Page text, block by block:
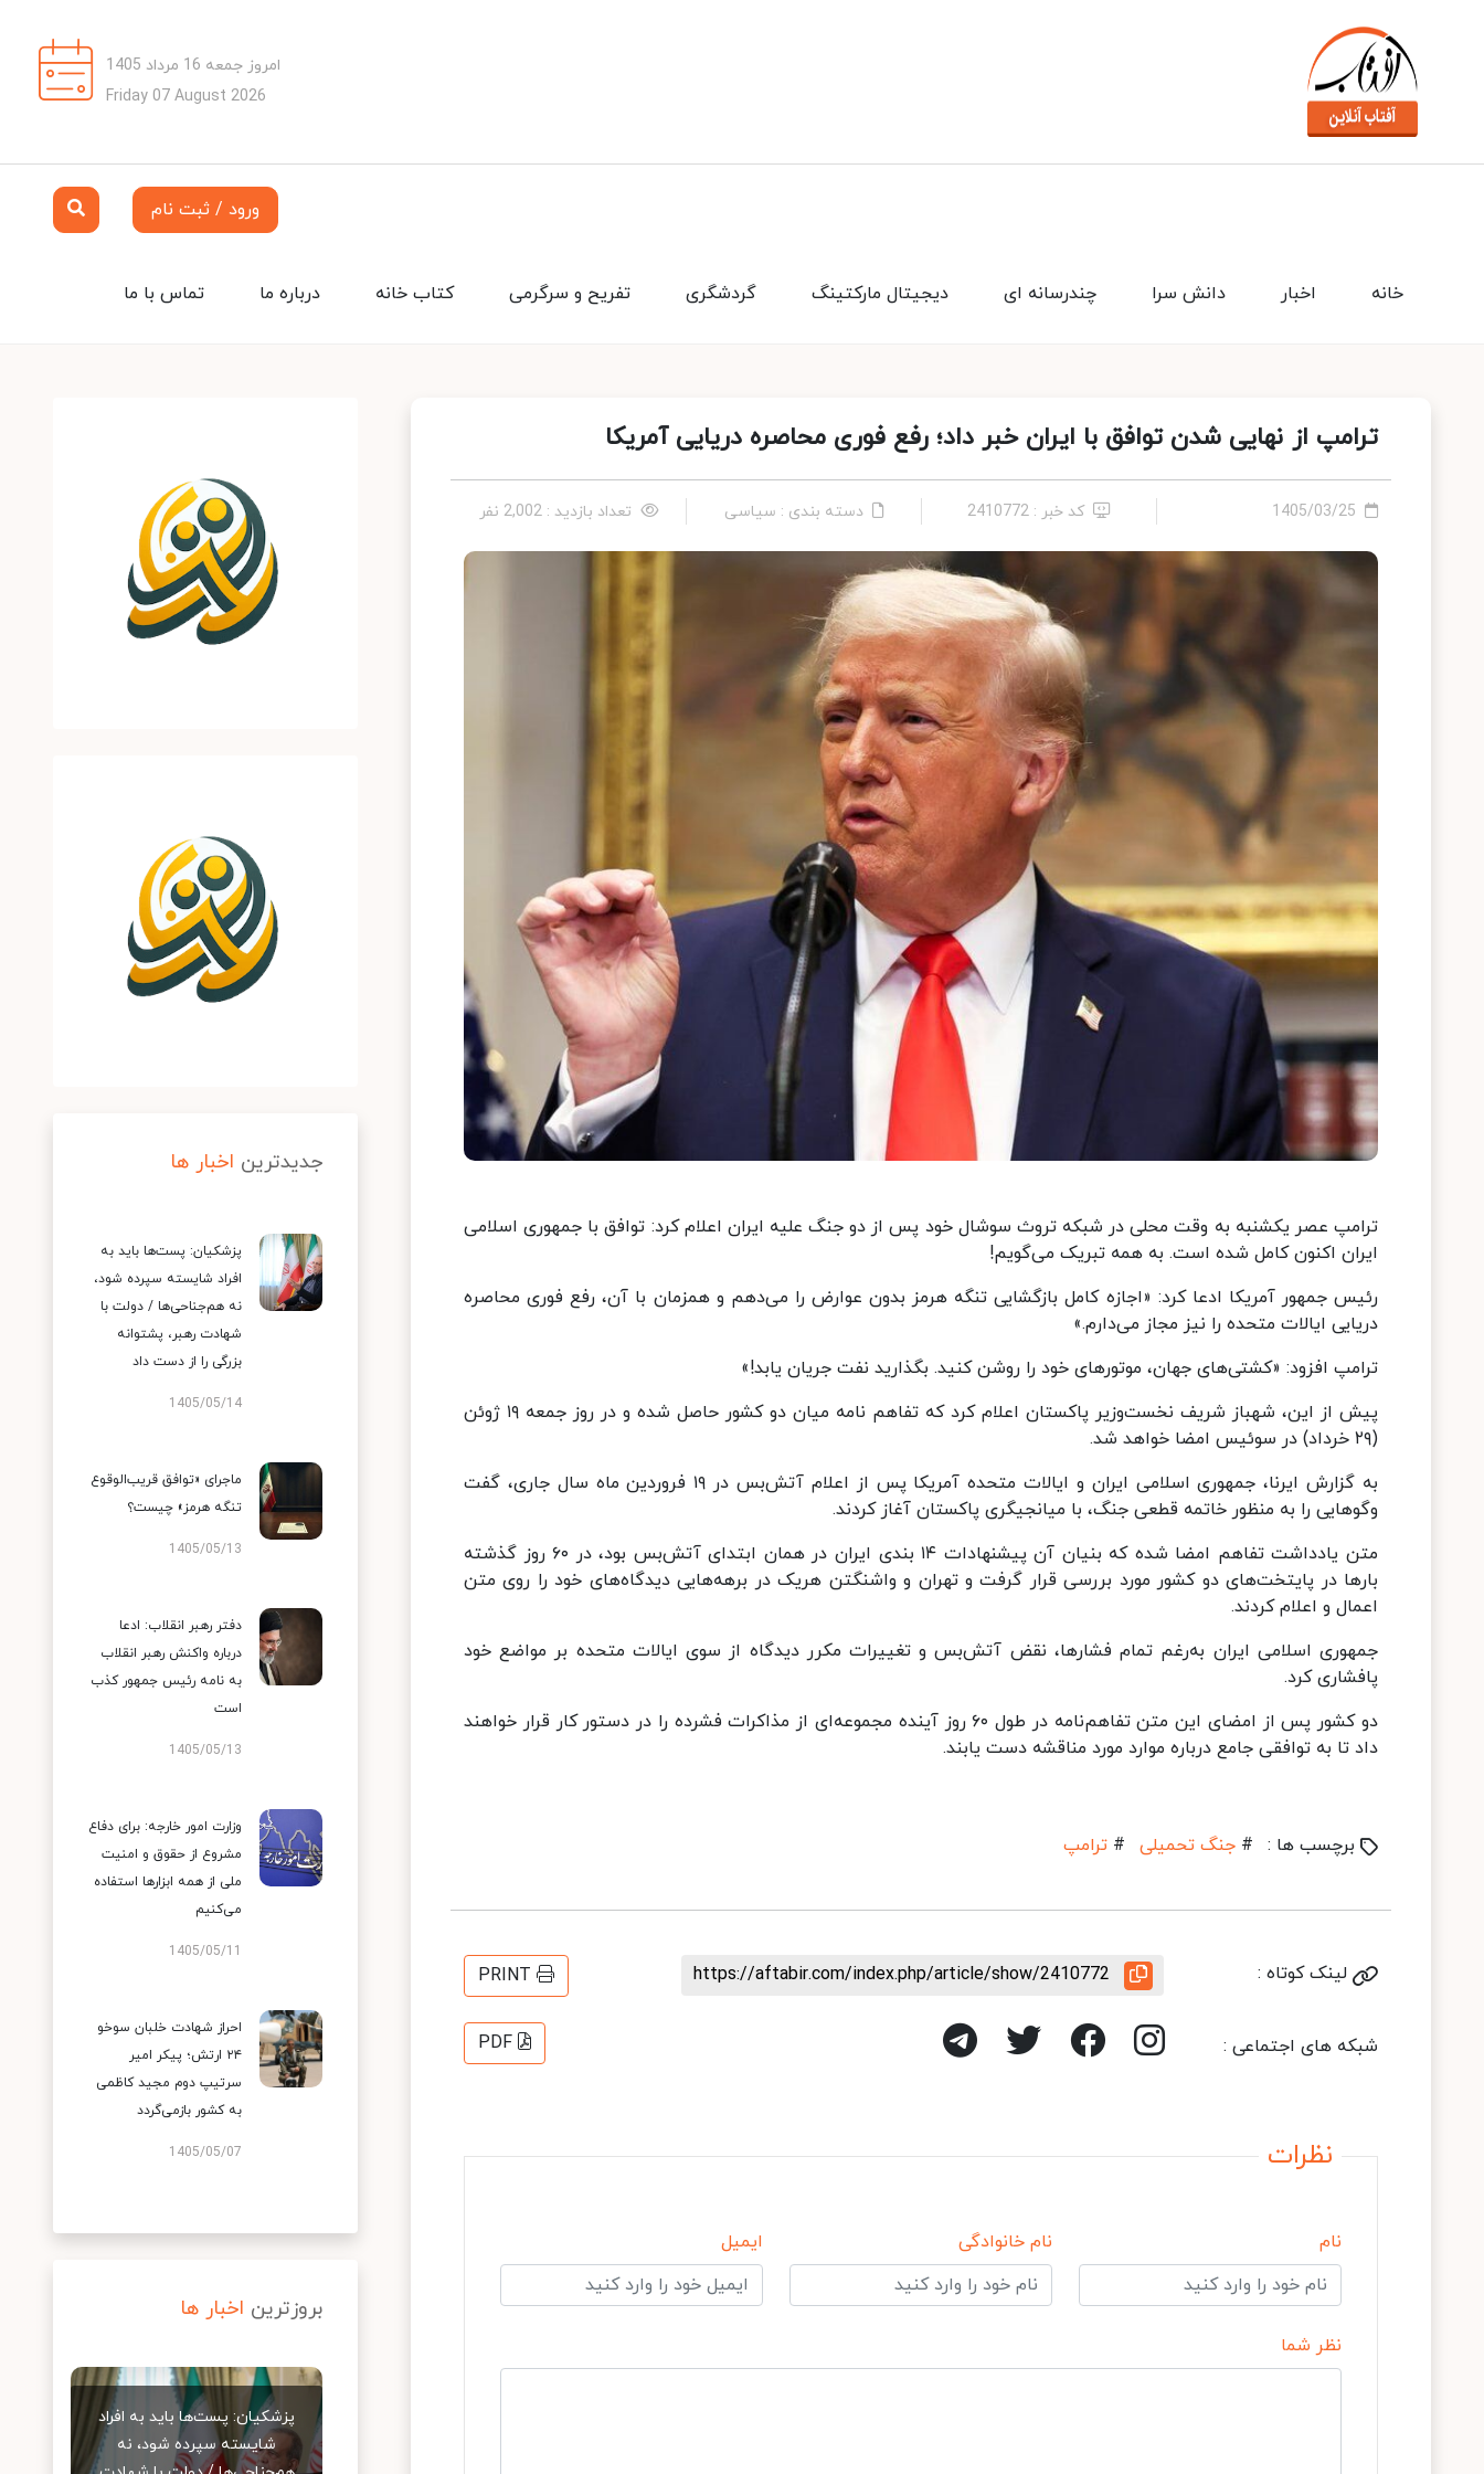
امروز جمعه 16 مرداد 1405
Friday 07 August 2026
ورود / ثبت نام
تماس با ما درباره ما کتاب خانه تفریح و سرگرمی گردشگری دیجیتال مارکتینگ چندرسانه ای دانش سرا اخبار خانه
ترامپ از نهایی شدن توافق با ایران خبر داد؛ رفع فوری محاصره دریایی آمریکا
1405/03/25 کد خبر : 2410772 دسته بندی : سیاسی تعداد بازدید : 2,002 نفر
ترامپ عصر یکشنبه به وقت محلی در شبکه تروث سوشال خود پس از دو جنگ علیه ایران اعلام کرد: توافق با جمهوری اسلامی
ایران اکنون کامل شده است. به همه تبریک می‌گویم!
رئیس جمهور آمریکا ادعا کرد: «اجازه کامل بازگشایی تنگه هرمز بدون عوارض را می‌دهم و همزمان با آن، رفع فوری محاصره
دریایی ایالات متحده را نیز مجاز می‌دارم.»
ترامپ افزود: «کشتی‌های جهان، موتورهای خود را روشن کنید. بگذارید نفت جریان یابد!»
پیش از این، شهباز شریف نخست‌وزیر پاکستان اعلام کرد که تفاهم‌ نامه میان دو کشور حاصل شده و در روز جمعه ۱۹ ژوئن
(۲۹ خرداد) در سوئیس امضا خواهد شد.
به گزارش ایرنا، جمهوری اسلامی ایران و ایالات متحده آمریکا پس از اعلام آتش‌بس در ۱۹ فروردین ماه سال جاری، گفت‌
وگوهایی را به منظور خاتمه قطعی جنگ، با میانجیگری پاکستان آغاز کردند.
متن یادداشت تفاهم امضا شده که بنیان آن پیشنهادات ۱۴ بندی ایران در همان ابتدای آتش‌بس بود، در ۶۰ روز گذشته
بارها در پایتخت‌های دو کشور مورد بررسی قرار گرفت و تهران و واشنگتن هریک در برهه‌هایی دیدگاه‌های خود را روی متن
اعمال و اعلام کردند.
جمهوری اسلامی ایران به‌رغم تمام فشارها، نقض آتش‌بس و تغییرات مکرر دیدگاه از سوی ایالات متحده بر مواضع خود
پافشاری کرد.
دو کشور پس از امضای این متن تفاهم‌نامه در طول ۶۰ روز آینده مجموعه‌ای از مذاکرات فشرده را در دستور کار قرار خواهند
داد تا به توافقی جامع درباره موارد مورد مناقشه دست یابند.
برچسب ها : # جنگ تحمیلی # ترامپ
لینک کوتاه : https://aftabir.com/index.php/article/show/2410772
PRINT
شبکه های اجتماعی : PDF
نظرات
نام نام خانوادگی ایمیل
نظر شما
جدیدترین اخبار ها
پزشکیان: پست‌ها باید به
افراد شایسته سپرده شود،
نه هم‌جناحی‌ها / دولت با
شهادت رهبر، پشتوانه
بزرگی را از دست داد
1405/05/14
ماجرای «توافق قریب‌الوقوع
تنگه هرمز» چیست؟
1405/05/13
دفتر رهبر انقلاب: ادعا
درباره واکنش رهبر انقلاب
به نامه رئیس جمهور کذب
است
1405/05/13
وزارت امور خارجه: برای دفاع
مشروع از حقوق و امنیت
ملی از همه ابزارها استفاده
می‌کنیم
1405/05/11
احراز شهادت خلبان سوخو
۲۴ ارتش؛ پیکر امیر
سرتیپ دوم مجید کاظمی
به کشور بازمی‌گردد
1405/05/07
بروزترین اخبار ها
پزشکیان: پست‌ها باید به افراد
شایسته سپرده شود، نه